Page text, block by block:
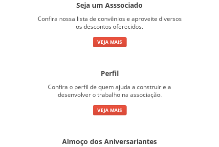
Seja um Asssociado
Confira nossa lista de convênios e aproveite diversos
os descontos oferecidos.
VEJA MAIS
Perfil
Confira o perfil de quem ajuda a construir e a
desenvolver o trabalho na associação.
VEJA MAIS
Almoço dos Aniversariantes